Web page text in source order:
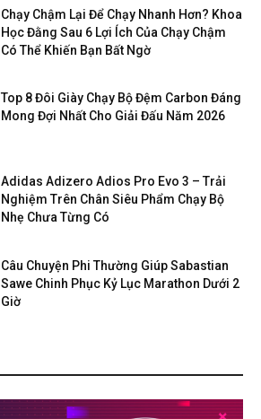
Chạy Chậm Lại Để Chạy Nhanh Hơn? Khoa
Học Đằng Sau 6 Lợi Ích Của Chạy Chậm
Có Thể Khiến Bạn Bất Ngờ
Top 8 Đôi Giày Chạy Bộ Đệm Carbon Đáng
Mong Đợi Nhất Cho Giải Đấu Năm 2026
Adidas Adizero Adios Pro Evo 3 – Trải
Nghiệm Trên Chân Siêu Phẩm Chạy Bộ
Nhẹ Chưa Từng Có
Câu Chuyện Phi Thường Giúp Sabastian
Sawe Chinh Phục Kỷ Lục Marathon Dưới 2
Giờ